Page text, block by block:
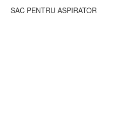
SAC PENTRU ASPIRATOR